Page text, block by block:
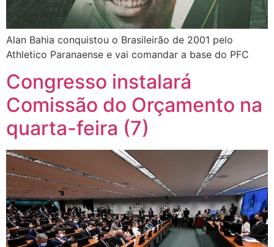
Alan Bahia conquistou o Brasileirão de 2001 pelo
Athletico Paranaense e vai comandar a base do PFC
Congresso instalará
Comissão do Orçamento na
quarta-feira (7)